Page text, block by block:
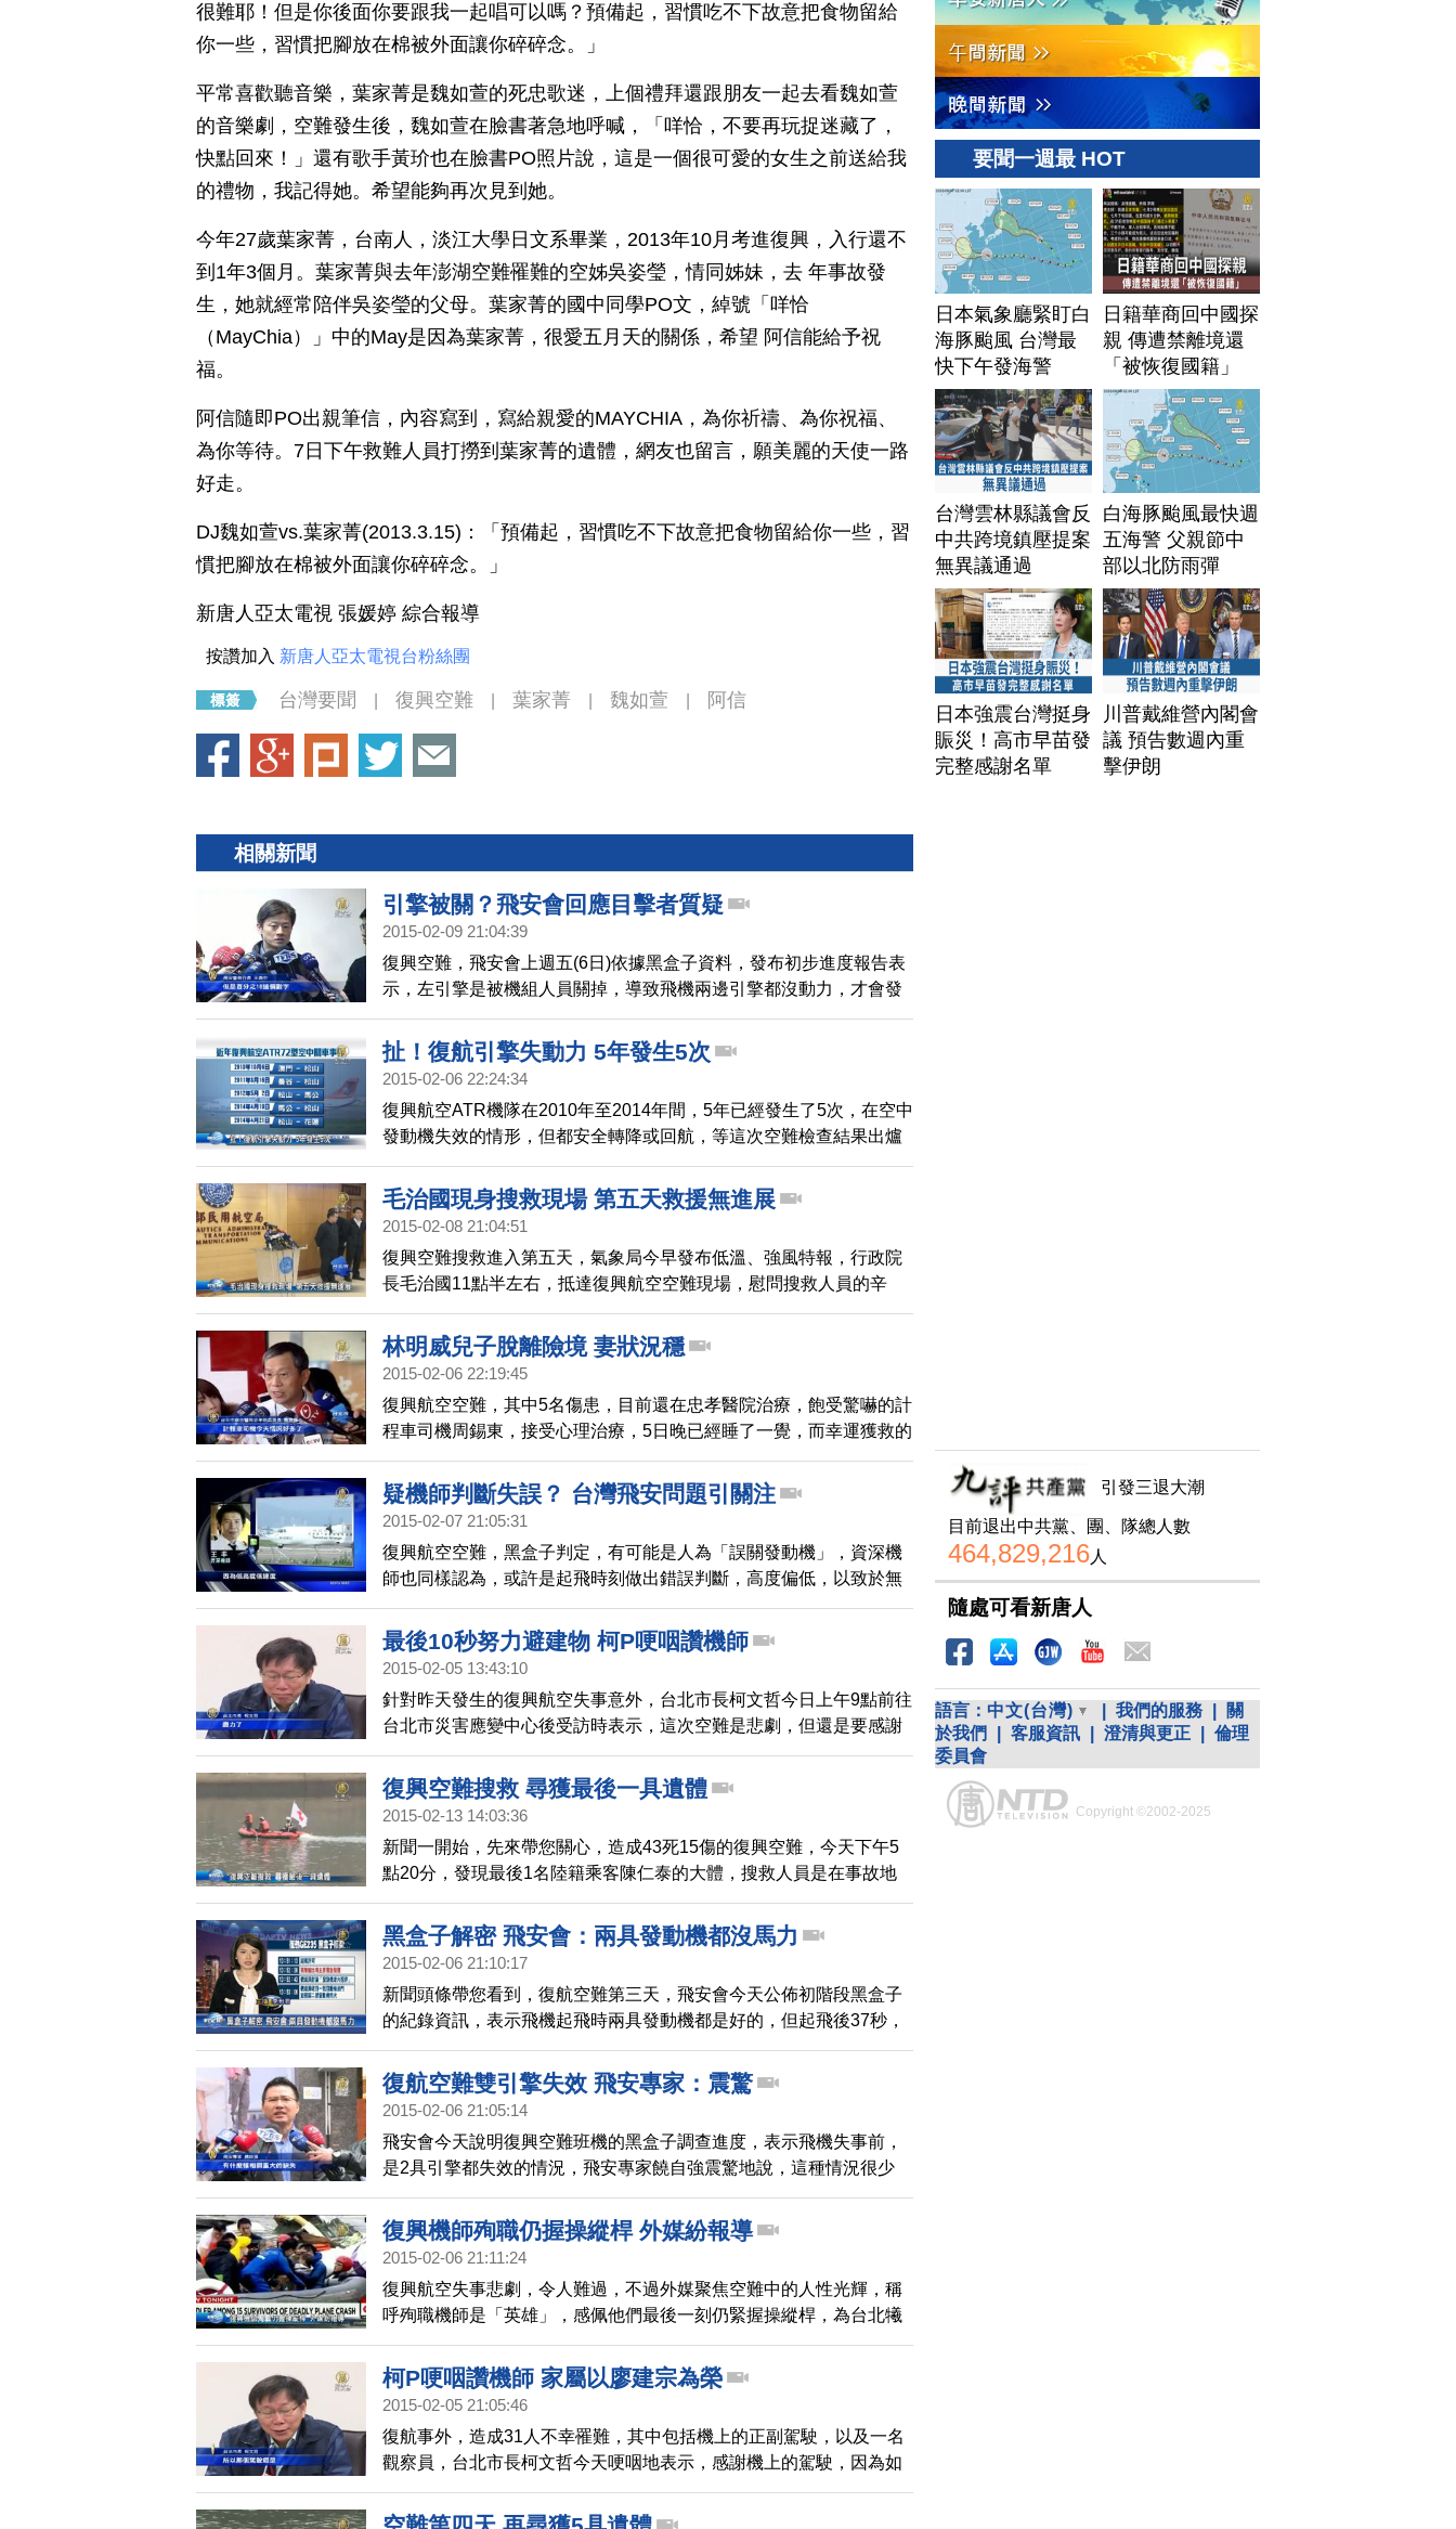
很難耶！但是你後面你要跟我一起唱可以嗎？預備起，習慣吃不下故意把食物留給
你一些，習慣把腳放在棉被外面讓你碎碎念。」
平常喜歡聽音樂，葉家菁是魏如萱的死忠歌迷，上個禮拜還跟朋友一起去看魏如萱
的音樂劇，空難發生後，魏如萱在臉書著急地呼喊，「咩恰，不要再玩捉迷藏了，
快點回來！」還有歌手黃玠也在臉書PO照片說，這是一個很可愛的女生之前送給我
的禮物，我記得她。希望能夠再次見到她。
今年27歲葉家菁，台南人，淡江大學日文系畢業，2013年10月考進復興，入行還不
到1年3個月。葉家菁與去年澎湖空難罹難的空姊吳姿瑩，情同姊妹，去 年事故發
生，她就經常陪伴吳姿瑩的父母。葉家菁的國中同學PO文，綽號「咩恰
（MayChia）」中的May是因為葉家菁，很愛五月天的關係，希望 阿信能給予祝
福。
阿信隨即PO出親筆信，內容寫到，寫給親愛的MAYCHIA，為你祈禱、為你祝福、
為你等待。7日下午救難人員打撈到葉家菁的遺體，網友也留言，願美麗的天使一路
好走。
DJ魏如萱vs.葉家菁(2013.3.15)：「預備起，習慣吃不下故意把食物留給你一些，習
慣把腳放在棉被外面讓你碎碎念。」
新唐人亞太電視 張媛婷 綜合報導
按讚加入 新唐人亞太電視台粉絲團
台灣要聞 復興空難 葉家菁 魏如萱 阿信
相關新聞
引擎被關？飛安會回應目擊者質疑
2015-02-09 21:04:39
復興空難，飛安會上週五(6日)依據黑盒子資料，發布初步進度報告表
示，左引擎是被機組人員關掉，導致飛機兩邊引擎都沒動力，才會發
生墜機事故。不過，有目擊者質疑，表示當時他看到其中一個發動機
在轉動，而且飛機還一度有爬升。飛安會今天(9日)再度出面說明。
扯！復航引擎失動力 5年發生5次
2015-02-06 22:24:34
復興航空ATR機隊在2010年至2014年間，5年已經發生了5次，在空中
發動機失效的情形，但都安全轉降或回航，等這次空難檢查結果出爐
後，民航局不排除，停止復興的部分營業範圍。
毛治國現身搜救現場 第五天救援無進展
2015-02-08 21:04:51
復興空難搜救進入第五天，氣象局今早發布低溫、強風特報，行政院
長毛治國11點半左右，抵達復興航空空難現場，慰問搜救人員的辛
勞，親自表達感謝，為大家打氣。
林明威兒子脫離險境 妻狀況穩
2015-02-06 22:19:45
復興航空空難，其中5名傷患，目前還在忠孝醫院治療，飽受驚嚇的計
程車司機周錫東，接受心理治療，5日晚已經睡了一覺，而幸運獲救的
林明威一家三口，妻子骨折開刀後，狀況穩定，一度失溫的兒子，也
將轉出加護病房。
疑機師判斷失誤？ 台灣飛安問題引關注
2015-02-07 21:05:31
復興航空空難，黑盒子判定，有可能是人為「誤關發動機」，資深機
師也同樣認為，或許是起飛時刻做出錯誤判斷，高度偏低，以致於無
法挽回。而網路也有文章開始討論，是否台灣飛行員，有過度操勞的
問題。
最後10秒努力避建物 柯P哽咽讚機師
2015-02-05 13:43:10
針對昨天發生的復興航空失事意外，台北市長柯文哲今日上午9點前往
台北市災害應變中心後受訪時表示，這次空難是悲劇，但還是要感謝
機上的駕駛，因為如果飛機墜毀在環東大道，將會衝擊到台北市的交
通動脈；柯文哲話說到最後，哽咽地說不出話來。
復興空難搜救 尋獲最後一具遺體
2015-02-13 14:03:36
新聞一開始，先來帶您關心，造成43死15傷的復興空難，今天下午5
點20分，發現最後1名陸籍乘客陳仁泰的大體，搜救人員是在事故地
點下游2公里，成功橋下二號水門附近，尋獲遺體，而空難所有的失蹤
者，到今天，已經全部尋獲。至於賠償金新台幣1490萬元的額度，昨
天協調會上，不被現場罹難者家屬接受，復航表示，1490萬元是起
黑盒子解密 飛安會：兩具發動機都沒馬力
2015-02-06 21:10:17
新聞頭條帶您看到，復航空難第三天，飛安會今天公佈初階段黑盒子
的紀錄資訊，表示飛機起飛時兩具發動機都是好的，但起飛後37秒，
二號發動機發出警告，另一台發動機也被切斷油門，最後，是在雙機
都失效的情況下，發生憾事。
復航空難雙引擎失效 飛安專家：震驚
2015-02-06 21:05:14
飛安會今天說明復興空難班機的黑盒子調查進度，表示飛機失事前，
是2具引擎都失效的情況，飛安專家饒自強震驚地說，這種情況很少
見，以當時的條件來說，很難安全迫降。
復興機師殉職仍握操縱桿 外媒紛報導
2015-02-06 21:11:24
復興航空失事悲劇，令人難過，不過外媒聚焦空難中的人性光輝，稱
呼殉職機師是「英雄」，感佩他們最後一刻仍緊握操縱桿，為台北犧
牲，CNN甚至派出特派記者，來台採訪，第一時間搶救妻兒的勇敢父
親林明威。
柯P哽咽讚機師 家屬以廖建宗為榮
2015-02-05 21:05:46
復航事外，造成31人不幸罹難，其中包括機上的正副駕駛，以及一名
觀察員，台北市長柯文哲今天哽咽地表示，感謝機上的駕駛，因為如
果飛機墜毀在環東大道，將會衝擊到台北市的交通動脈，如果飛機撞
上電塔，半個台北，恐怕都會停電。
要聞一週最 HOT
日本氣象廳緊盯白
海豚颱風 台灣最
快下午發海警
日籍華商回中國探
親 傳遭禁離境還
「被恢復國籍」
台灣雲林縣議會反
中共跨境鎮壓提案
無異議通過
白海豚颱風最快週
五海警 父親節中
部以北防雨彈
日本強震台灣挺身
賑災！高市早苗發
完整感謝名單
川普戴維營內閣會
議 預告數週內重
擊伊朗
引發三退大潮
目前退出中共黨、團、隊總人數
464,829,216人
隨處可看新唐人
語言： 中文(台灣) 我們的服務
關
於我們
客服資訊 澄清與更正
倫理
委員會
Copyright ©2002-2025